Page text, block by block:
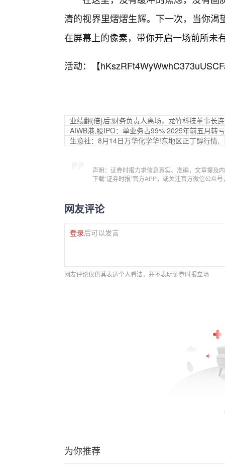
清的视界里熠熠生辉。下一次，当你
在屏幕上的像素，带你开启一场前所未
活动：【
业绩翻{倍}后;财务负责人离场，龙竹科技董事长
AIWB港,股IPO：单业务占99% 2025年前五月转
生意社：8月14日万华化学华!东地区正丁醇行情,
声明：证券时报力求信息真实、准确，文章提及
下载“证券时报”官方APP，或关注官方微信公众
网友评论
登录后可以发言
网友评论仅供其表达个人看法，并不表明证券时报立场
为你推荐